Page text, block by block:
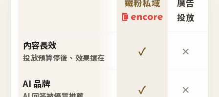
鐵粉私域
廣告
投放
內容長效
投放預算停後、效果還在 ✓ ✕
AI 品牌 ✓ ✕